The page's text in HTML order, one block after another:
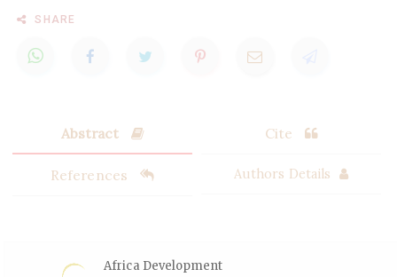
Africa Development
SHARE
Abstract Cite
References Authors Details